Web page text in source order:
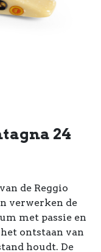
24
de Reggio
verwerken de
met passie en
ontstaan van
houdt. De